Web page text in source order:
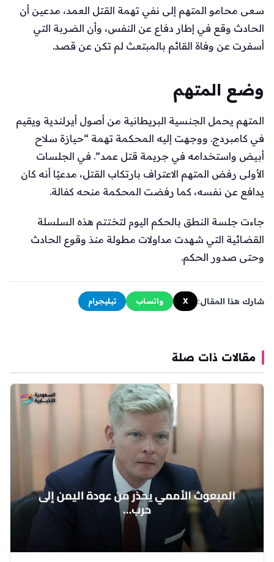
سعى محامو المتهم إلى نفي تهمة القتل العمد، مدعين أن
الحادث وقع في إطار دفاع عن النفس، وأن الضربة التي
أسفرت عن وفاة القائم بالمبتعث لم تكن عن قصد.
وضع المتهم
المتهم يحمل الجنسية البريطانية من أصول أيرلندية ويقيم
في كامبردج. ووجهت إليه المحكمة تهمة “حيازة سلاح
أبيض واستخدامه في جريمة قتل عمد”. في الجلسات
الأولى رفض المتهم الاعتراف بارتكاب القتل، مدعيًا أنه كان
يدافع عن نفسه، كما رفضت المحكمة منحه كفالة.
جاءت جلسة النطق بالحكم اليوم لتختتم هذه السلسلة
القضائية التي شهدت مداولات مطولة منذ وقوع الحادث
وحتى صدور الحكم.
شارك هذا المقال: X واتساب تيليجرام
مقالات ذات صلة